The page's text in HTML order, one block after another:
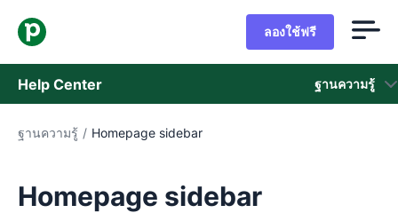
ลองใช้ฟรี
Help Center ฐานความรู้
ฐานความรู้
ฐานความรู้ / Homepage sidebar
Homepage sidebar